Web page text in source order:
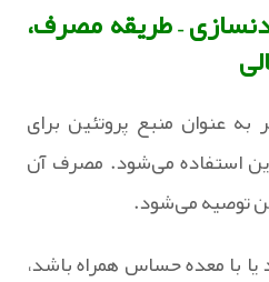
– طریقه مصرف،
به‌ عنوان منبع پروتئین برای
استفاده می‌شود. مصرف آن
با معده حساس همراه باشد،